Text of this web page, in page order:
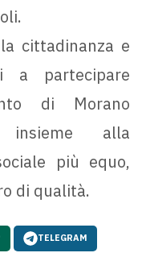
la cittadinanza e
a partecipare
di Morano
insieme alla
più equo,
di qualità.
TELEGRAM